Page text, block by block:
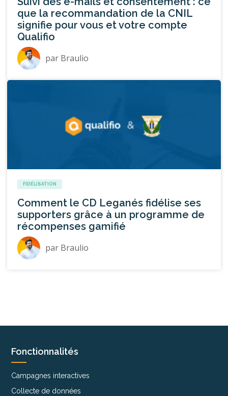
que la recommandation de la CNIL
signifie pour vous et votre compte
Qualifio
par Braulio
FIDÉLISATION
Comment le CD Leganés fidélise ses
supporters grâce à un programme de
récompenses gamifié
par Braulio
Fonctionnalités
Campagnes interactives
Collecte de données